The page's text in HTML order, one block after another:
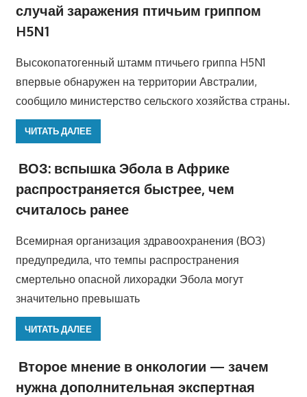
случай заражения птичьим гриппом
H5N1
Высокопатогенный штамм птичьего гриппа H5N1
впервые обнаружен на территории Австралии,
сообщило министерство сельского хозяйства страны.
ЧИТАТЬ ДАЛЕЕ
ВОЗ: вспышка Эбола в Африке
распространяется быстрее, чем
считалось ранее
Всемирная организация здравоохранения (ВОЗ)
предупредила, что темпы распространения
смертельно опасной лихорадки Эбола могут
значительно превышать
ЧИТАТЬ ДАЛЕЕ
Второе мнение в онкологии — зачем
нужна дополнительная экспертная